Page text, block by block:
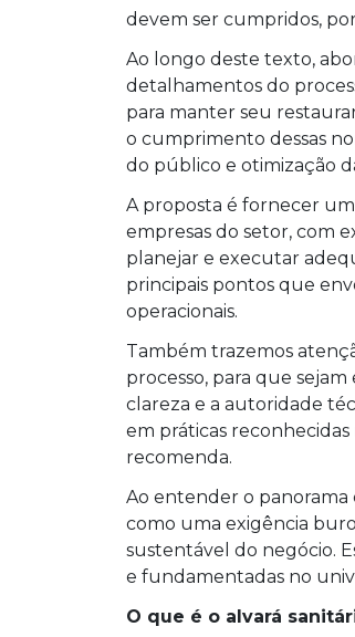
devem ser cumpridos,
Ao longo deste texto,
detalhamentos do
para manter seu
o cumprimento dessas
do público e otimização
A proposta é fornecer
empresas do setor, com
planejar e executar
principais pontos que
operacionais.
Também trazemos
processo, para que
clareza e a autoridade
em práticas
recomenda.
Ao entender o panorama
como uma exigência
sustentável do negócio.
e fundamentadas no
O que é o alvará